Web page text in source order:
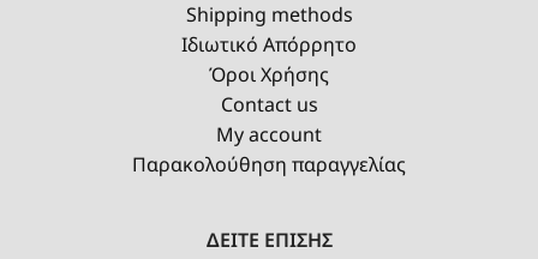
Shipping methods
Ιδιωτικό Απόρρητο
Όροι Χρήσης
Contact us
My account
Παρακολούθηση παραγγελίας
ΔΕΙΤΕ ΕΠΙΣΗΣ